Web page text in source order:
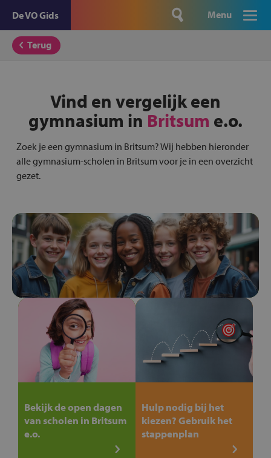
De VO Gids Menu
Terug
Vind en vergelijk een
gymnasium in Britsum e.o.
Zoek je een gymnasium in Britsum? Wij hebben hieronder
alle gymnasium-scholen in Britsum voor je in een overzicht
gezet.
Bekijk de open dagen
van scholen in Britsum
e.o.
Hulp nodig bij het
kiezen? Gebruik het
stappenplan